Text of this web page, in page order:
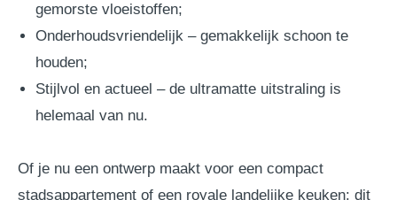
gemorste vloeistoffen;
Onderhoudsvriendelijk – gemakkelijk schoon te
houden;
Stijlvol en actueel – de ultramatte uitstraling is
helemaal van nu.
Of je nu een ontwerp maakt voor een compact
stadsappartement of een royale landelijke keuken: dit